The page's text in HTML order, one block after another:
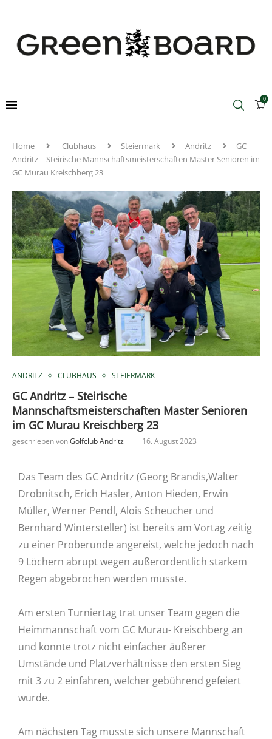
0
Home Clubhaus Steiermark Andritz
GC
Andritz – Steirische Mannschaftsmeisterschaften Master Senioren im
GC Murau Kreischberg 23
ANDRITZ CLUBHAUS STEIERMARK
GC Andritz – Steirische
Mannschaftsmeisterschaften Master Senioren
im GC Murau Kreischberg 23
geschrieben vonGolfclub Andritz 16. August 2023
Das Team des GC Andritz (Georg Brandis,Walter
Drobnitsch, Erich Hasler, Anton Hieden, Erwin
Müller, Werner Pendl, Alois Scheucher und
Bernhard Wintersteller) ist bereits am Vortag zeitig
zu einer Proberunde angereist, welche jedoch nach
9 Löchern abrupt wegen außerordentlich starkem
Regen abgebrochen werden musste.
Am ersten Turniertag trat unser Team gegen die
Heimmannschaft vom GC Murau- Kreischberg an
und konnte trotz nicht einfacher äußerer
Umstände und Platzverhältnisse den ersten Sieg
mit 3 zu 2 einfahren, welcher gebührend gefeiert
wurde.
Am nächsten Tag musste sich unsere Mannschaft